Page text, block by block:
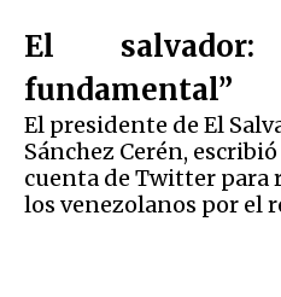
El
fundamental”
El presidente de El
Sánchez Cerén,
cuenta de Twitter para
los venezolanos por el